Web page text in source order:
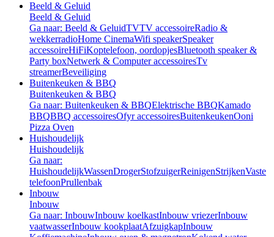
Beeld & Geluid
Beeld & Geluid
Ga naar: Beeld & GeluidTVTV accessoireRadio &
wekkerradioHome CinemaWifi speakerSpeaker
accessoireHiFiKoptelefoon, oordopjesBluetooth speaker &
Party boxNetwerk & Computer accessoiresTv
streamerBeveiliging
Buitenkeuken & BBQ
Buitenkeuken & BBQ
Ga naar: Buitenkeuken & BBQElektrische BBQKamado
BBQBBQ accessoiresOfyr accessoiresBuitenkeukenOoni
Pizza Oven
Huishoudelijk
Huishoudelijk
Ga naar:
HuishoudelijkWassenDrogerStofzuigerReinigenStrijkenVaste
telefoonPrullenbak
Inbouw
Inbouw
Ga naar: InbouwInbouw koelkastInbouw vriezerInbouw
vaatwasserInbouw kookplaatAfzuigkapInbouw